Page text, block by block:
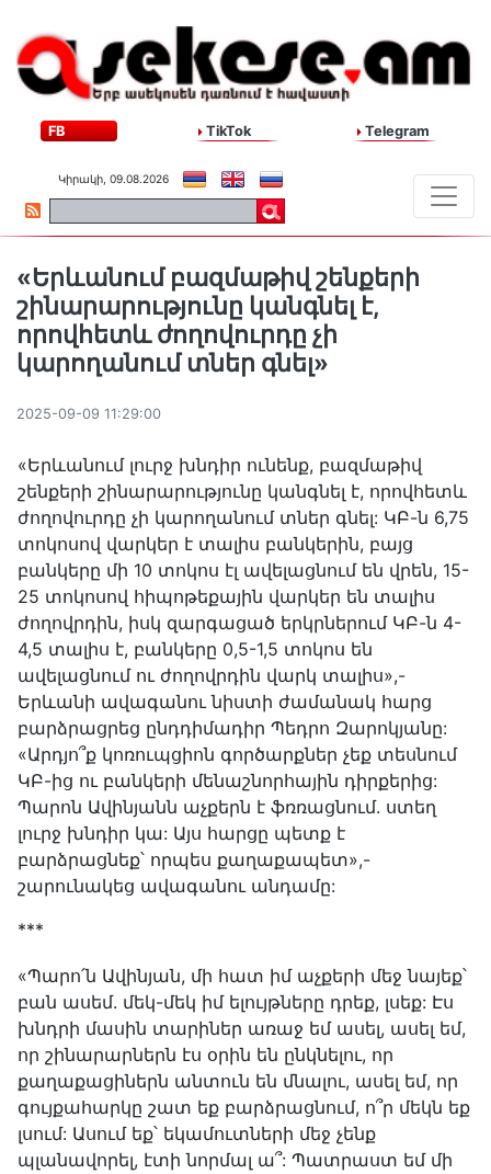
FB TikTok Telegram
Կիրակի, 09.08.2026
«Երևանում բազմաթիվ շենքերի
շինարարությունը կանգնել է,
որովհետև ժողովուրդը չի
կարողանում տներ գնել»
2025-09-09 11:29:00
«Երևանում լուրջ խնդիր ունենք, բազմաթիվ
շենքերի շինարարությունը կանգնել է, որովհետև
ժողովուրդը չի կարողանում տներ գնել: ԿԲ-ն 6,75
տոկոսով վարկեր է տալիս բանկերին, բայց
բանկերը մի 10 տոկոս էլ ավելացնում են վրեն, 15-
25 տոկոսով հիպոթեքային վարկեր են տալիս
ժողովրդին, իսկ զարգացած երկրներում ԿԲ-ն 4-
4,5 տալիս է, բանկերը 0,5-1,5 տոկոս են
ավելացնում ու ժողովրդին վարկ տալիս»,-
Երևանի ավագանու նիստի ժամանակ հարց
բարձրացրեց ընդդիմադիր Պեդրո Զարոկյանը:
«Արդյո՞ք կոռուպցիոն գործարքներ չեք տեսնում
ԿԲ-ից ու բանկերի մենաշնորհային դիրքերից:
Պարոն Ավինյանն աչքերն է ֆռռացնում. ստեղ
լուրջ խնդիր կա: Այս հարցը պետք է
բարձրացնեք՝ որպես քաղաքապետ»,-
շարունակեց ավագանու անդամը:
***
«Պարո՛ն Ավինյան, մի հատ իմ աչքերի մեջ նայեք՝
բան ասեմ. մեկ-մեկ իմ ելույթները դրեք, լսեք: Էս
խնդրի մասին տարիներ առաջ եմ ասել, ասել եմ,
որ շինարարներն էս օրին են ընկնելու, որ
քաղաքացիներն անտուն են մնալու, ասել եմ, որ
գույքահարկը շատ եք բարձրացնում, ո՞ր մեկն եք
լսում: Ասում եք՝ եկամուտների մեջ չենք
պլանավորել, էտի նորմալ ա՞: Պատրաստ եմ մի